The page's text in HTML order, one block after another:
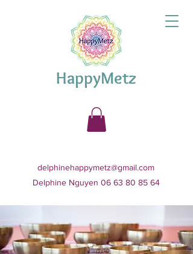
HappyMetz
delphinehappymetz@gmail.com
Delphine Nguyen 06 63 80 85 64